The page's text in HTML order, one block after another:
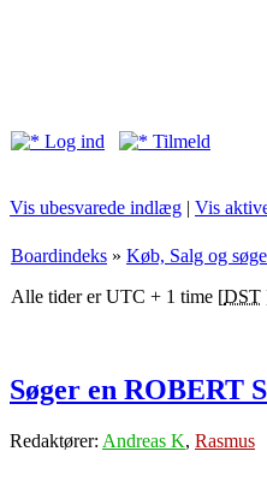
Log ind
Tilmeld
Vis ubesvarede indlæg | Vis
Boardindeks » Køb, Salg og
Alle tider er UTC + 1 time [DST
Søger en ROBERT
Redaktører: Andreas K, Rasmus